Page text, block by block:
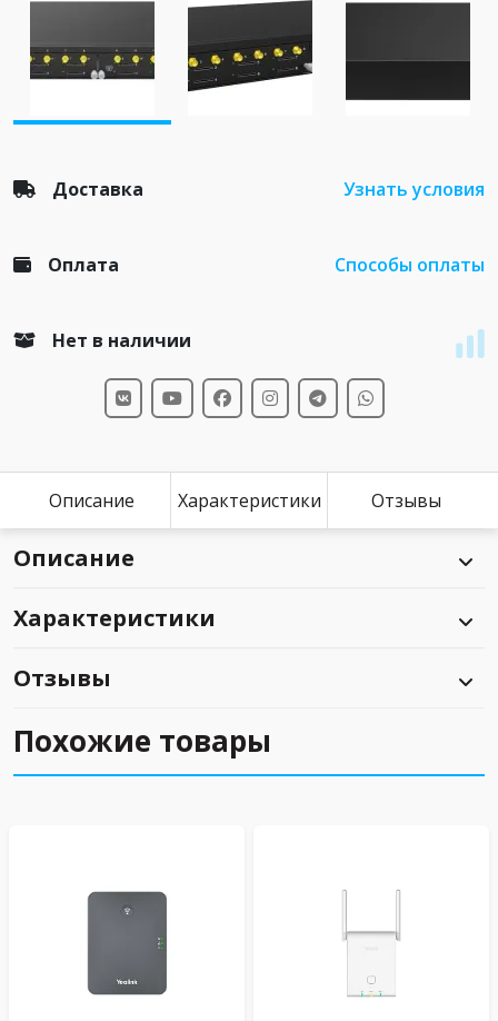
Доставка Узнать условия
Оплата Способы оплаты
Нет в наличии
Описание Характеристики Отзывы
Описание
Характеристики
Отзывы
Похожие товары